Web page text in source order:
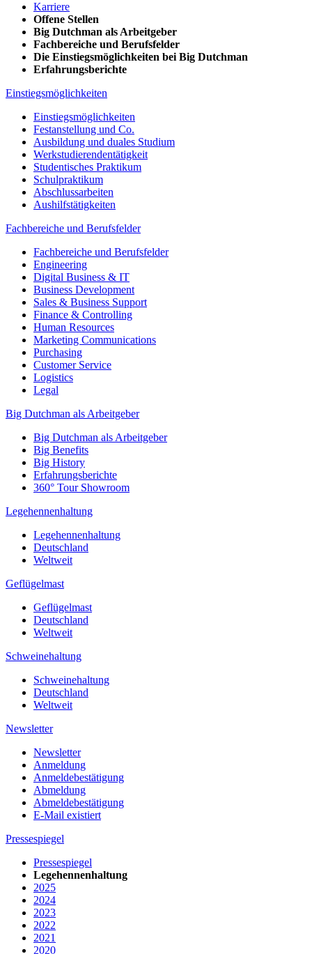
Karriere
Offene Stellen
Big Dutchman als Arbeitgeber
Fachbereiche und Berufsfelder
Die Einstiegsmöglichkeiten bei Big Dutchman
Erfahrungsberichte
Einstiegsmöglichkeiten
Einstiegsmöglichkeiten
Festanstellung und Co.
Ausbildung und duales Studium
Werkstudierendentätigkeit
Studentisches Praktikum
Schulpraktikum
Abschlussarbeiten
Aushilfstätigkeiten
Fachbereiche und Berufsfelder
Fachbereiche und Berufsfelder
Engineering
Digital Business & IT
Business Development
Sales & Business Support
Finance & Controlling
Human Resources
Marketing Communications
Purchasing
Customer Service
Logistics
Legal
Big Dutchman als Arbeitgeber
Big Dutchman als Arbeitgeber
Big Benefits
Big History
Erfahrungsberichte
360° Tour Showroom
Legehennenhaltung
Legehennenhaltung
Deutschland
Weltweit
Geflügelmast
Geflügelmast
Deutschland
Weltweit
Schweinehaltung
Schweinehaltung
Deutschland
Weltweit
Newsletter
Newsletter
Anmeldung
Anmeldebestätigung
Abmeldung
Abmeldebestätigung
E-Mail existiert
Pressespiegel
Pressespiegel
Legehennenhaltung
2025
2024
2023
2022
2021
2020